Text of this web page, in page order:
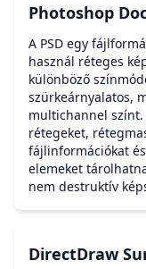
Photoshop
A PSD egy
használ réteges
különböző
szürkeárnyalatos,
multichannel színt.
rétegeket,
fájlinformációkat
elemeket
nem destruktív
DirectDraw